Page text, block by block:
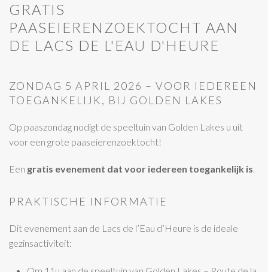
GRATIS
PAASEIERENZOEKTOCHT AAN
DE LACS DE L'EAU D'HEURE
ZONDAG 5 APRIL 2026 – VOOR IEDEREEN
TOEGANKELIJK, BIJ GOLDEN LAKES
Op paaszondag nodigt de speeltuin van Golden Lakes u uit
voor een grote paaseierenzoektocht!
Een gratis evenement dat voor iedereen toegankelijk is.
PRAKTISCHE INFORMATIE
Dit evenement aan de Lacs de l’Eau d’Heure is de ideale
gezinsactiviteit: